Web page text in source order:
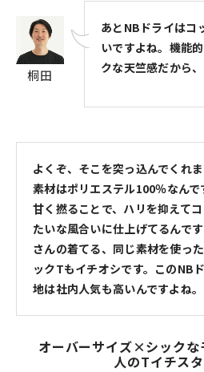
桐田
あとNBドライはコ
いですよね。機能
クな天竺感だから
よくぞ、そこを突っ込んでくれ
素材はポリエステル100％なんで
甘く撚ることで、ハリを抑えて
たいな風合いに仕上げてるんで
さんの着てる、同じ素材を使っ
ックTもイチオシです。このNB
地は社内人気も高いんですよね。
オーバーサイズ×シックな
人のTイチス